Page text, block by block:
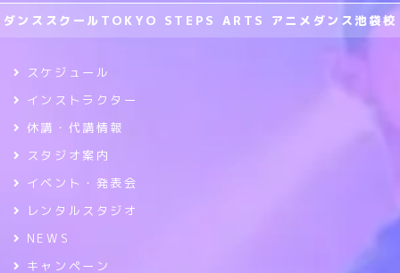
ダンススクールTOKYO STEPS ARTS アニメダンス池袋校
スケジュール
インストラクター
休講・代講情報
スタジオ案内
イベント・発表会
レンタルスタジオ
NEWS
キャンペーン